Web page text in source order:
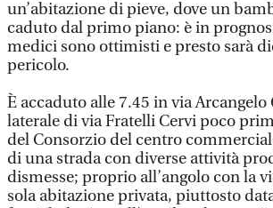
un’abitazione di pieve, dove un
caduto dal primo piano: è in
medici sono ottimisti e presto sarà
pericolo.
È accaduto alle 7.45 in via
laterale di via Fratelli Cervi poco
del Consorzio del centro
di una strada con diverse attività
dismesse; proprio all’angolo con la
sola abitazione privata, piuttosto